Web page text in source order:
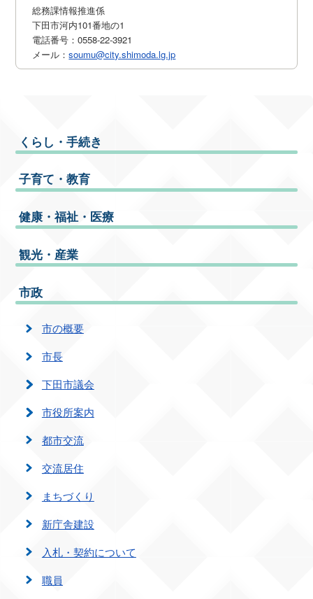
総務課情報推進係
下田市河内101番地の1
電話番号：0558-22-3921
メール：soumu@city.shimoda.lg.jp
くらし・手続き
子育て・教育
健康・福祉・医療
観光・産業
市政
市の概要
市長
下田市議会
市役所案内
都市交流
交流居住
まちづくり
新庁舎建設
入札・契約について
職員